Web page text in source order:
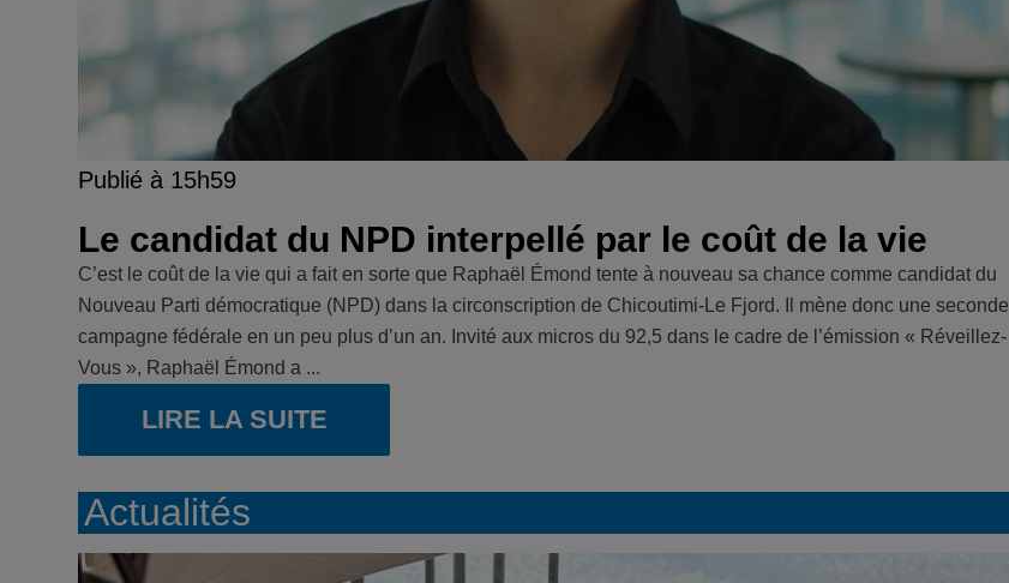
Publié à 15h59
Le candidat du NPD interpellé par le coût de la vie
C’est le coût de la vie qui a fait en sorte que Raphaël Émond tente à nouveau sa chance comme candidat du
Nouveau Parti démocratique (NPD) dans la circonscription de Chicoutimi-Le Fjord. Il mène donc une seconde
campagne fédérale en un peu plus d’un an. Invité aux micros du 92,5 dans le cadre de l’émission « Réveillez-
Vous », Raphaël Émond a ...
LIRE LA SUITE
Actualités